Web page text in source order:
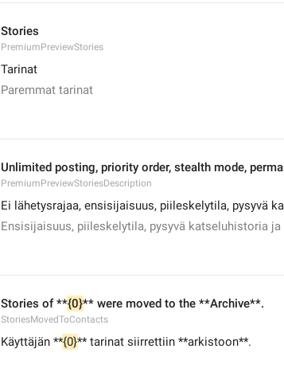
Stories
PremiumPreviewStories
Tarinat
Paremmat tarinat
Unlimited posting, priority order, stealth mode,
PremiumPreviewStoriesDescription
Ei lähetysrajaa, ensisijaisuus, piileskelytila, pysyvä
Ensisijaisuus, piileskelytila, pysyvä katseluhistoria ja
Stories of **{0}** were moved to the **Archive**.
StoriesMovedToContacts
Käyttäjän **{0}** tarinat siirrettiin **arkistoon**.